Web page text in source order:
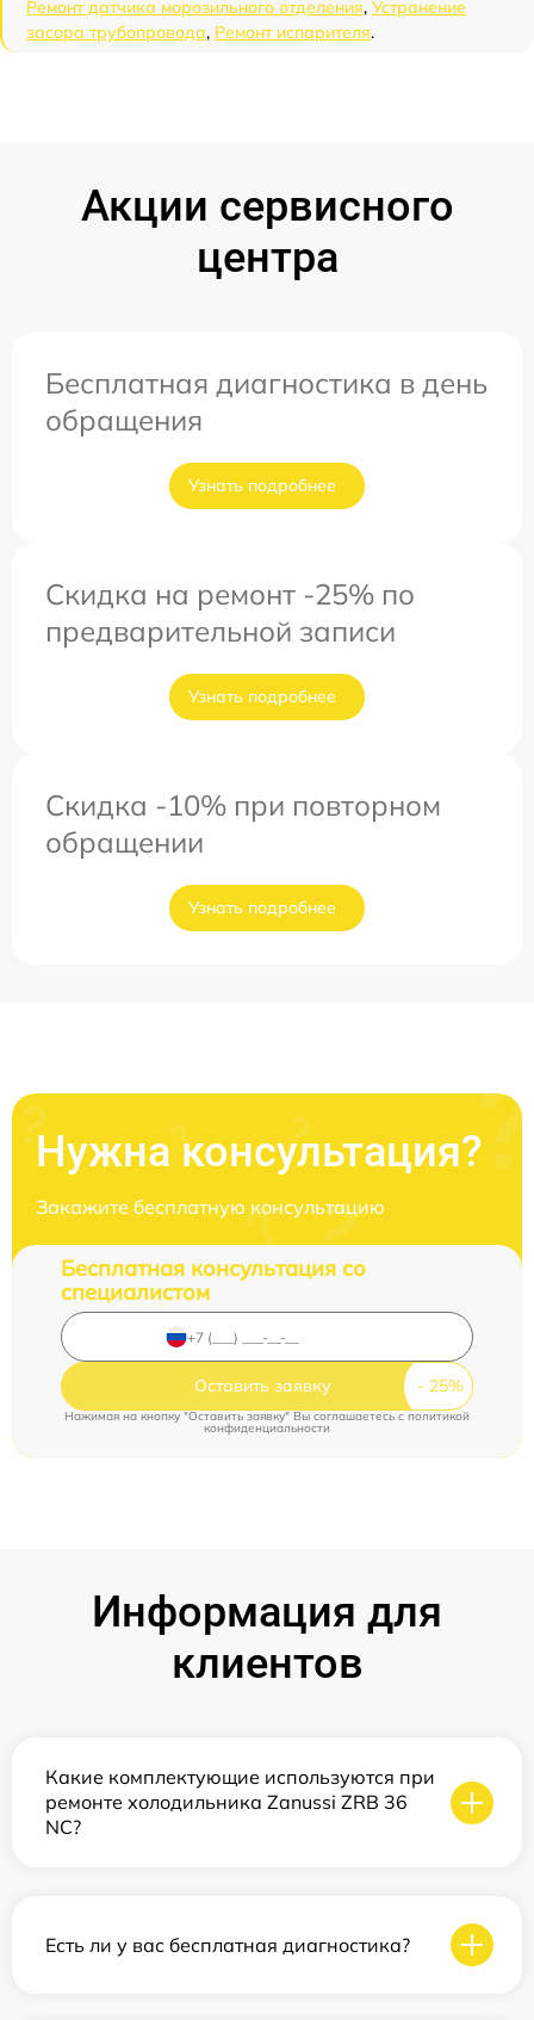
Ремонт датчика морозильного отделения, Устранение
засора трубопровода, Ремонт испарителя.
Акции сервисного
центра
Бесплатная диагностика в день
обращения
Узнать подробнее
Скидка на ремонт -25% по
предварительной записи
Узнать подробнее
Скидка -10% при повторном
обращении
Узнать подробнее
Нужна консультация?
Закажите бесплатную консультацию
Бесплатная консультация со
специалистом
Оставить заявку
Нажимая на кнопку "Оставить заявку" Вы соглашаетесь cполитикой
конфиденциальности
Информация для
клиентов
Какие комплектующие используются при
ремонте холодильника Zanussi ZRB 36
NC?
Есть ли у вас бесплатная диагностика?